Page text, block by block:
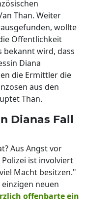
Than. Weiter
wollte
Öffentlichkeit
bekannt wird, dass
Diana
die Ermittler die
aus den
Than.
Dianas Fall
Aus Angst vor
ist involviert
Macht besitzen."
neuen
offenbarte ein